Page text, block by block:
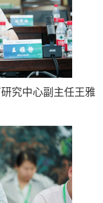
究中心副主任王雅